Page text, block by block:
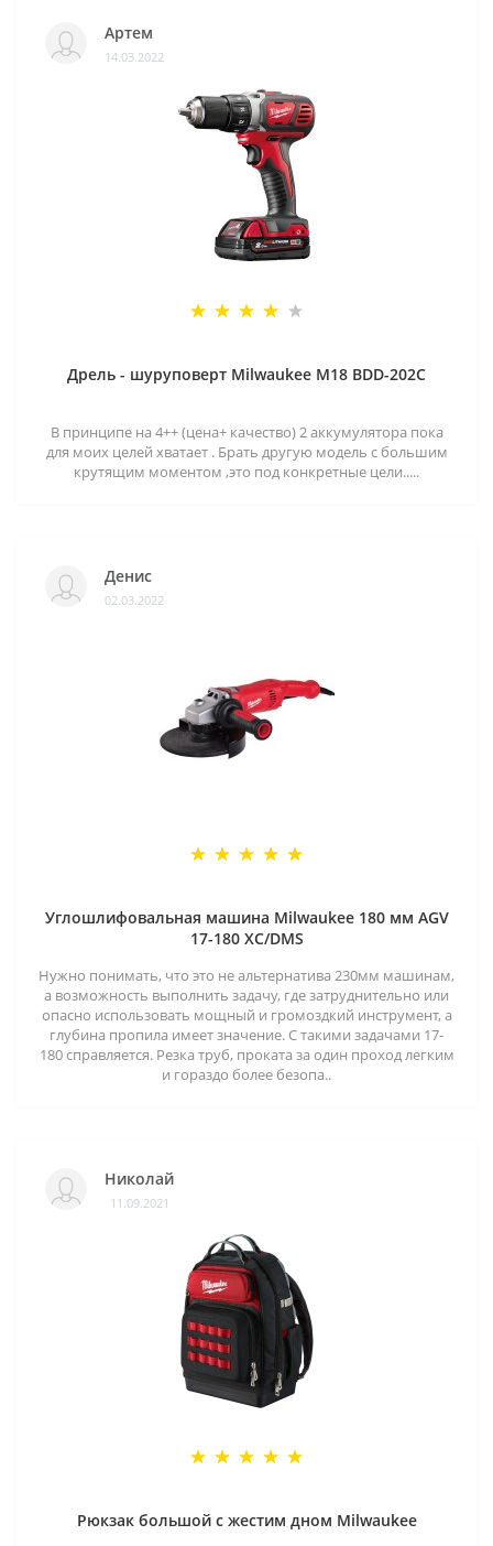
Артем
14.03.2022
Дрель - шуруповерт Milwaukee M18 BDD-202C
В принципе на 4++ (цена+ качество) 2 аккумулятора пока
для моих целей хватает . Брать другую модель с большим
крутящим моментом ,это под конкретные цели.....
Денис
02.03.2022
Углошлифовальная машина Milwaukee 180 мм AGV
17-180 XC/DMS
Нужно понимать, что это не альтернатива 230мм машинам,
а возможность выполнить задачу, где затруднительно или
опасно использовать мощный и громоздкий инструмент, а
глубина пропила имеет значение. С такими задачами 17-
180 справляется. Резка труб, проката за один проход легким
и гораздо более безопа..
Николай
11.09.2021
Рюкзак большой с жестим дном Milwaukee